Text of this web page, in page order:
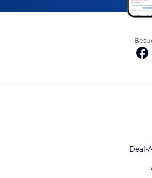
Deal-